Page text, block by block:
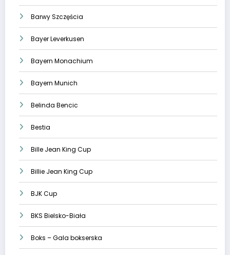
Barwy Szczęścia
Bayer Leverkusen
Bayern Monachium
Bayern Munich
Belinda Bencic
Bestia
Bille Jean King Cup
Billie Jean King Cup
BJK Cup
BKS Bielsko-Biała
Boks – Gala bokserska